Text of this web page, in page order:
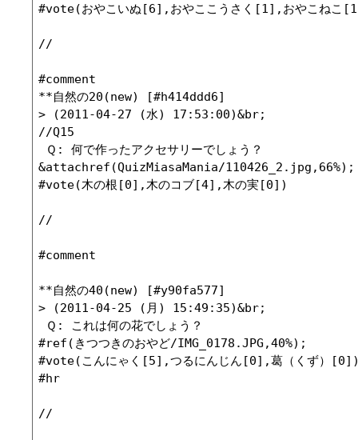
#vote(おやこいぬ[6],おやここうさく[1],おやこねこ
//
#comment
**自然の20(new) [#h414ddd6]
> (2011-04-27 (水) 17:53:00)&br;
//Q15
Ｑ: 何で作ったアクセサリーでしょう？
&attachref(QuizMiasaMania/110426_2.jpg,66%);
#vote(木の根[0],木のコブ[4],木の実[0])
//
#comment
**自然の40(new) [#y90fa577]
> (2011-04-25 (月) 15:49:35)&br;
Ｑ: これは何の花でしょう？
#ref(きつつきのおやど/IMG_0178.JPG,40%);
#vote(こんにゃく[5],つるにんじん[0],葛（くず）
#hr
//